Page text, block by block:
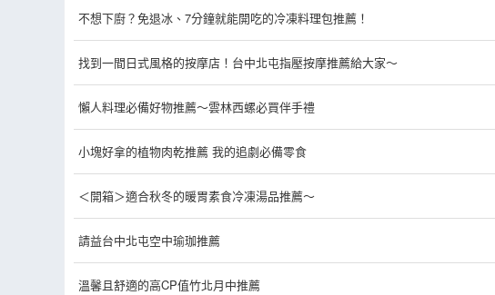
不想下廚？免退冰、7分鐘就能開吃的冷凍料理包推薦！
找到一間日式風格的按摩店！台中北屯指壓按摩推薦給大家～
懶人料理必備好物推薦～雲林西螺必買伴手禮
小塊好拿的植物肉乾推薦 我的追劇必備零食
＜開箱＞適合秋冬的暖胃素食冷凍湯品推薦～
請益台中北屯空中瑜珈推薦
溫馨且舒適的高CP值竹北月中推薦